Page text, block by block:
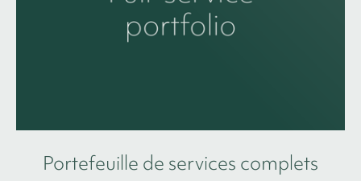
Portefeuille de services complets